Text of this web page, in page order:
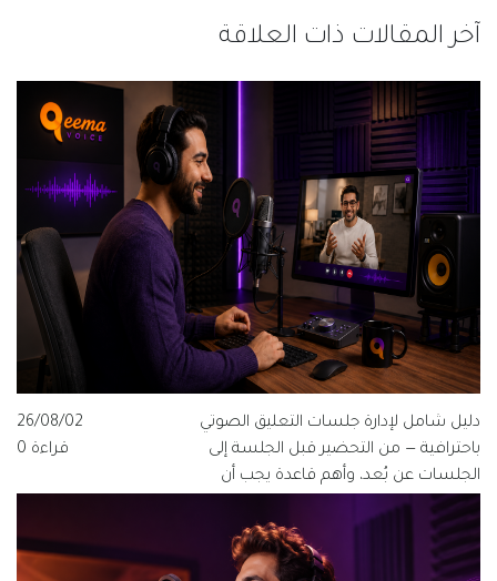
آخر المقالات ذات العلاقة
دليل شامل لإدارة جلسات التعليق الصوتي
باحترافية — من التحضير قبل الجلسة إلى
الجلسات عن بُعد، وأهم قاعدة يجب أن
يعرفها كل مخرج ومنتج وفنان صوت.
26/08/02
قراءة 0